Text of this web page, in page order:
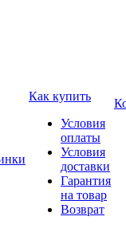
Как купить
Условия
оплаты
Условия
доставки
Гарантия
на товар
Возврат